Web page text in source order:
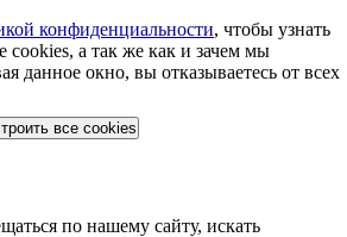
конфиденциальности, чтобы узнать
cookies, а так же как и зачем мы
данное окно, вы отказываетесь от всех
все cookies
по нашему сайту, искать